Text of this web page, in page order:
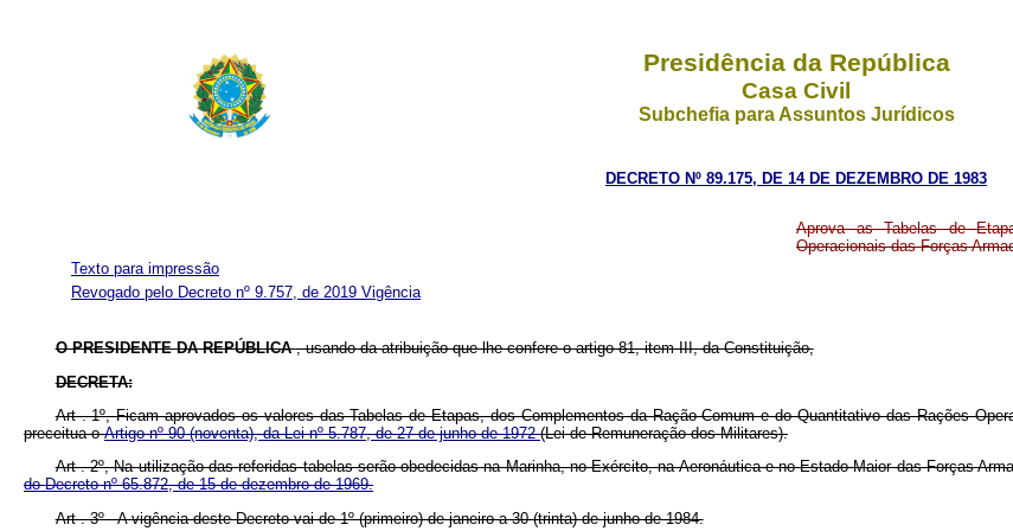
Presidência da República
Casa Civil
Subchefia para Assuntos Jurídicos
DECRETO Nº 89.175, DE 14 DE DEZEMBRO DE 1983
Aprova as Tabelas de
Operacionais das Forças
Texto para impressão
Revogado pelo Decreto nº 9.757, de 2019 Vigência
O PRESIDENTE DA REPÚBLICA, usando da atribuição que lhe confere o artigo 81, item III, da Constituição,
DECRETA:
Art . 1º, Ficam aprovados os valores das Tabelas de Etapas, dos Complementos da Ração Comum e do Quantitativo das Rações
preceitua oArtigo nº 90 (noventa), da Lei nº 5.787, de 27 de junho de 1972(Lei de Remuneração dos Militares).
Art . 2º, Na utilização das referidas tabelas serão obedecidas na Marinha, no Exército, na Aeronáutica e no Estado-Maior das Forças
do Decreto nº 65.872, de 15 de dezembro de 1969.
Art . 3º - A vigência deste Decreto vai de 1º (primeiro) de janeiro a 30 (trinta) de junho de 1984.